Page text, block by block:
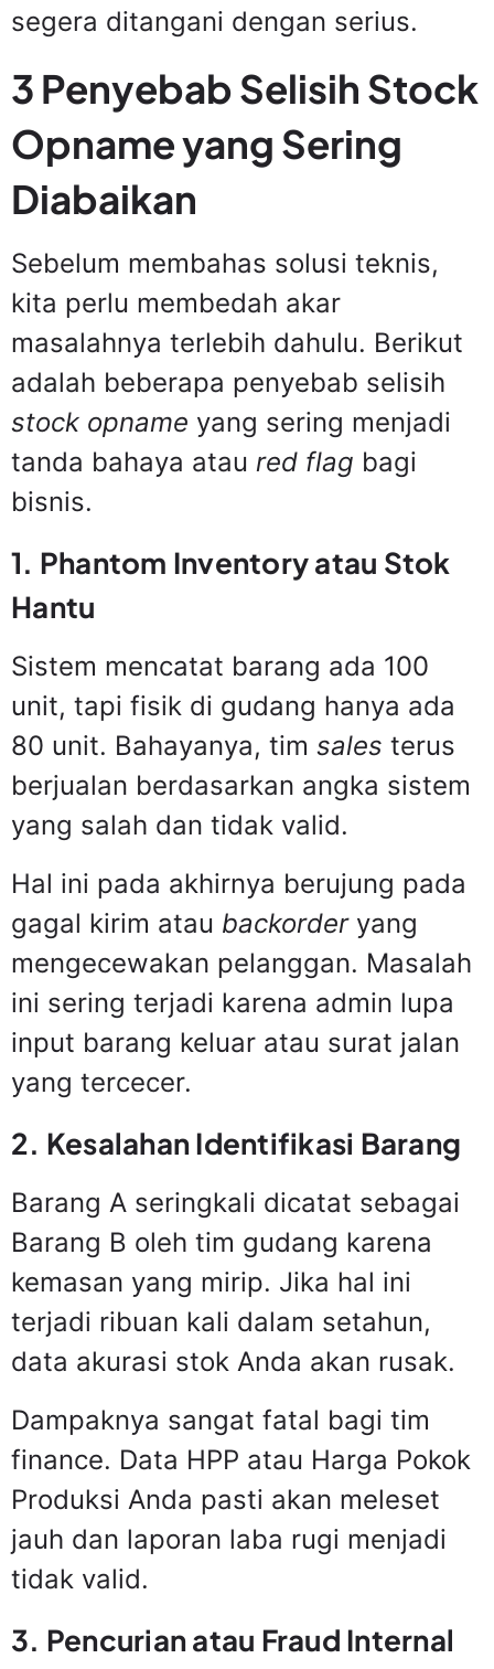
segera ditangani dengan serius.
3 Penyebab Selisih Stock
Opname yang Sering
Diabaikan
Sebelum membahas solusi teknis,
kita perlu membedah akar
masalahnya terlebih dahulu. Berikut
adalah beberapa penyebab selisih
stock opname yang sering menjadi
tanda bahaya atau red flag bagi
bisnis.
1. Phantom Inventory atau Stok
Hantu
Sistem mencatat barang ada 100
unit, tapi fisik di gudang hanya ada
80 unit. Bahayanya, tim sales terus
berjualan berdasarkan angka sistem
yang salah dan tidak valid.
Hal ini pada akhirnya berujung pada
gagal kirim atau backorderyang
mengecewakan pelanggan. Masalah
ini sering terjadi karena admin lupa
input barang keluar atau surat jalan
yang tercecer.
2. Kesalahan Identifikasi Barang
Barang A seringkali dicatat sebagai
Barang B oleh tim gudang karena
kemasan yang mirip. Jika hal ini
terjadi ribuan kali dalam setahun,
data akurasi stok Anda akan rusak.
Dampaknya sangat fatal bagi tim
finance. Data HPP atau Harga Pokok
Produksi Anda pasti akan meleset
jauh dan laporan laba rugi menjadi
tidak valid.
3. Pencurian atau Fraud Internal